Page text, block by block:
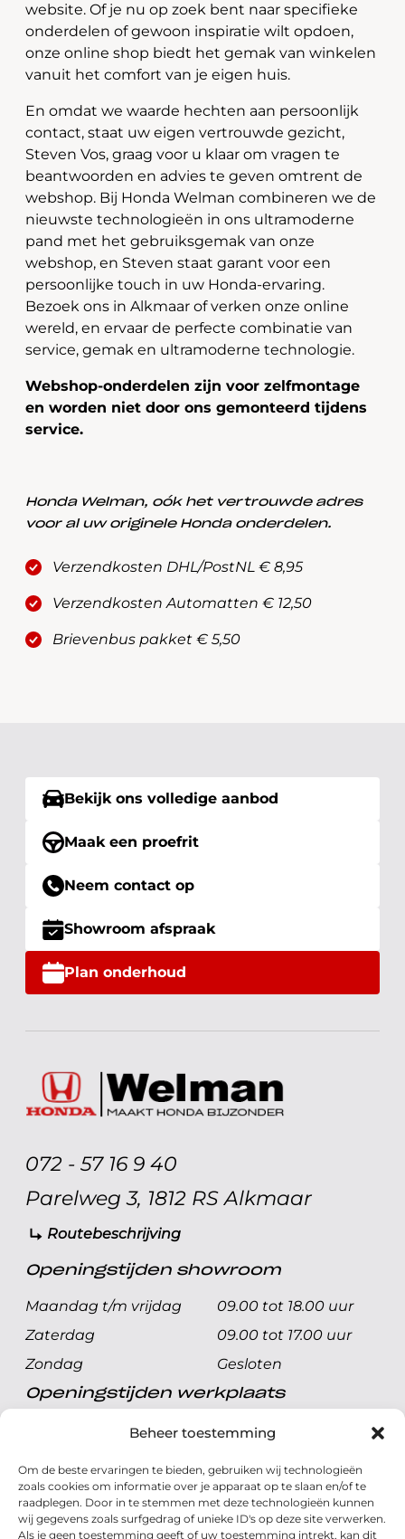
Beheer toestemming
Om de beste ervaringen te bieden, gebruiken wij technologieën
zoals cookies om informatie over je apparaat op te slaan en/of te
raadplegen. Door in te stemmen met deze technologieën kunnen
wij gegevens zoals surfgedrag of unieke ID's op deze site verwerken.
Als je geen toestemming geeft of uw toestemming intrekt, kan dit
website. Of je nu op zoek bent naar specifieke
onderdelen of gewoon inspiratie wilt opdoen,
onze online shop biedt het gemak van winkelen
vanuit het comfort van je eigen huis.
En omdat we waarde hechten aan persoonlijk
contact, staat uw eigen vertrouwde gezicht,
Steven Vos, graag voor u klaar om vragen te
beantwoorden en advies te geven omtrent de
webshop. Bij Honda Welman combineren we de
nieuwste technologieën in ons ultramoderne
pand met het gebruiksgemak van onze
webshop, en Steven staat garant voor een
persoonlijke touch in uw Honda-ervaring.
Bezoek ons in Alkmaar of verken onze online
wereld, en ervaar de perfecte combinatie van
service, gemak en ultramoderne technologie.
Webshop-onderdelen zijn voor zelfmontage
en worden niet door ons gemonteerd tijdens
service.
Honda Welman, oók het vertrouwde adres
voor al uw originele Honda onderdelen.
Verzendkosten DHL/PostNL € 8,95
Verzendkosten Automatten € 12,50
Brievenbus pakket € 5,50
Bekijk ons volledige aanbod
Maak een proefrit
Neem contact op
Showroom afspraak
Plan onderhoud
072 - 57 16 9 40
Parelweg 3, 1812 RS Alkmaar
Routebeschrijving
Openingstijden showroom
Maandag t/m vrijdag
09.00 tot 18.00 uur
Zaterdag
09.00 tot 17.00 uur
Zondag
Gesloten
Openingstijden werkplaats
Maandag t/m vrijdag
08.00 tot 17.00 uur
Zondag
Gesloten
Volg ons